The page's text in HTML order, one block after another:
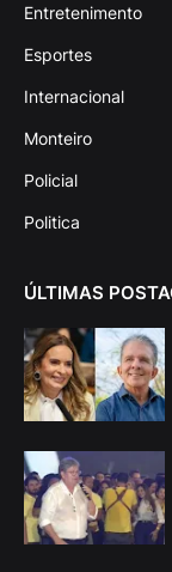
Entretenimento
Esportes
Internacional
Monteiro
Policial
Politica
ÚLTIMAS